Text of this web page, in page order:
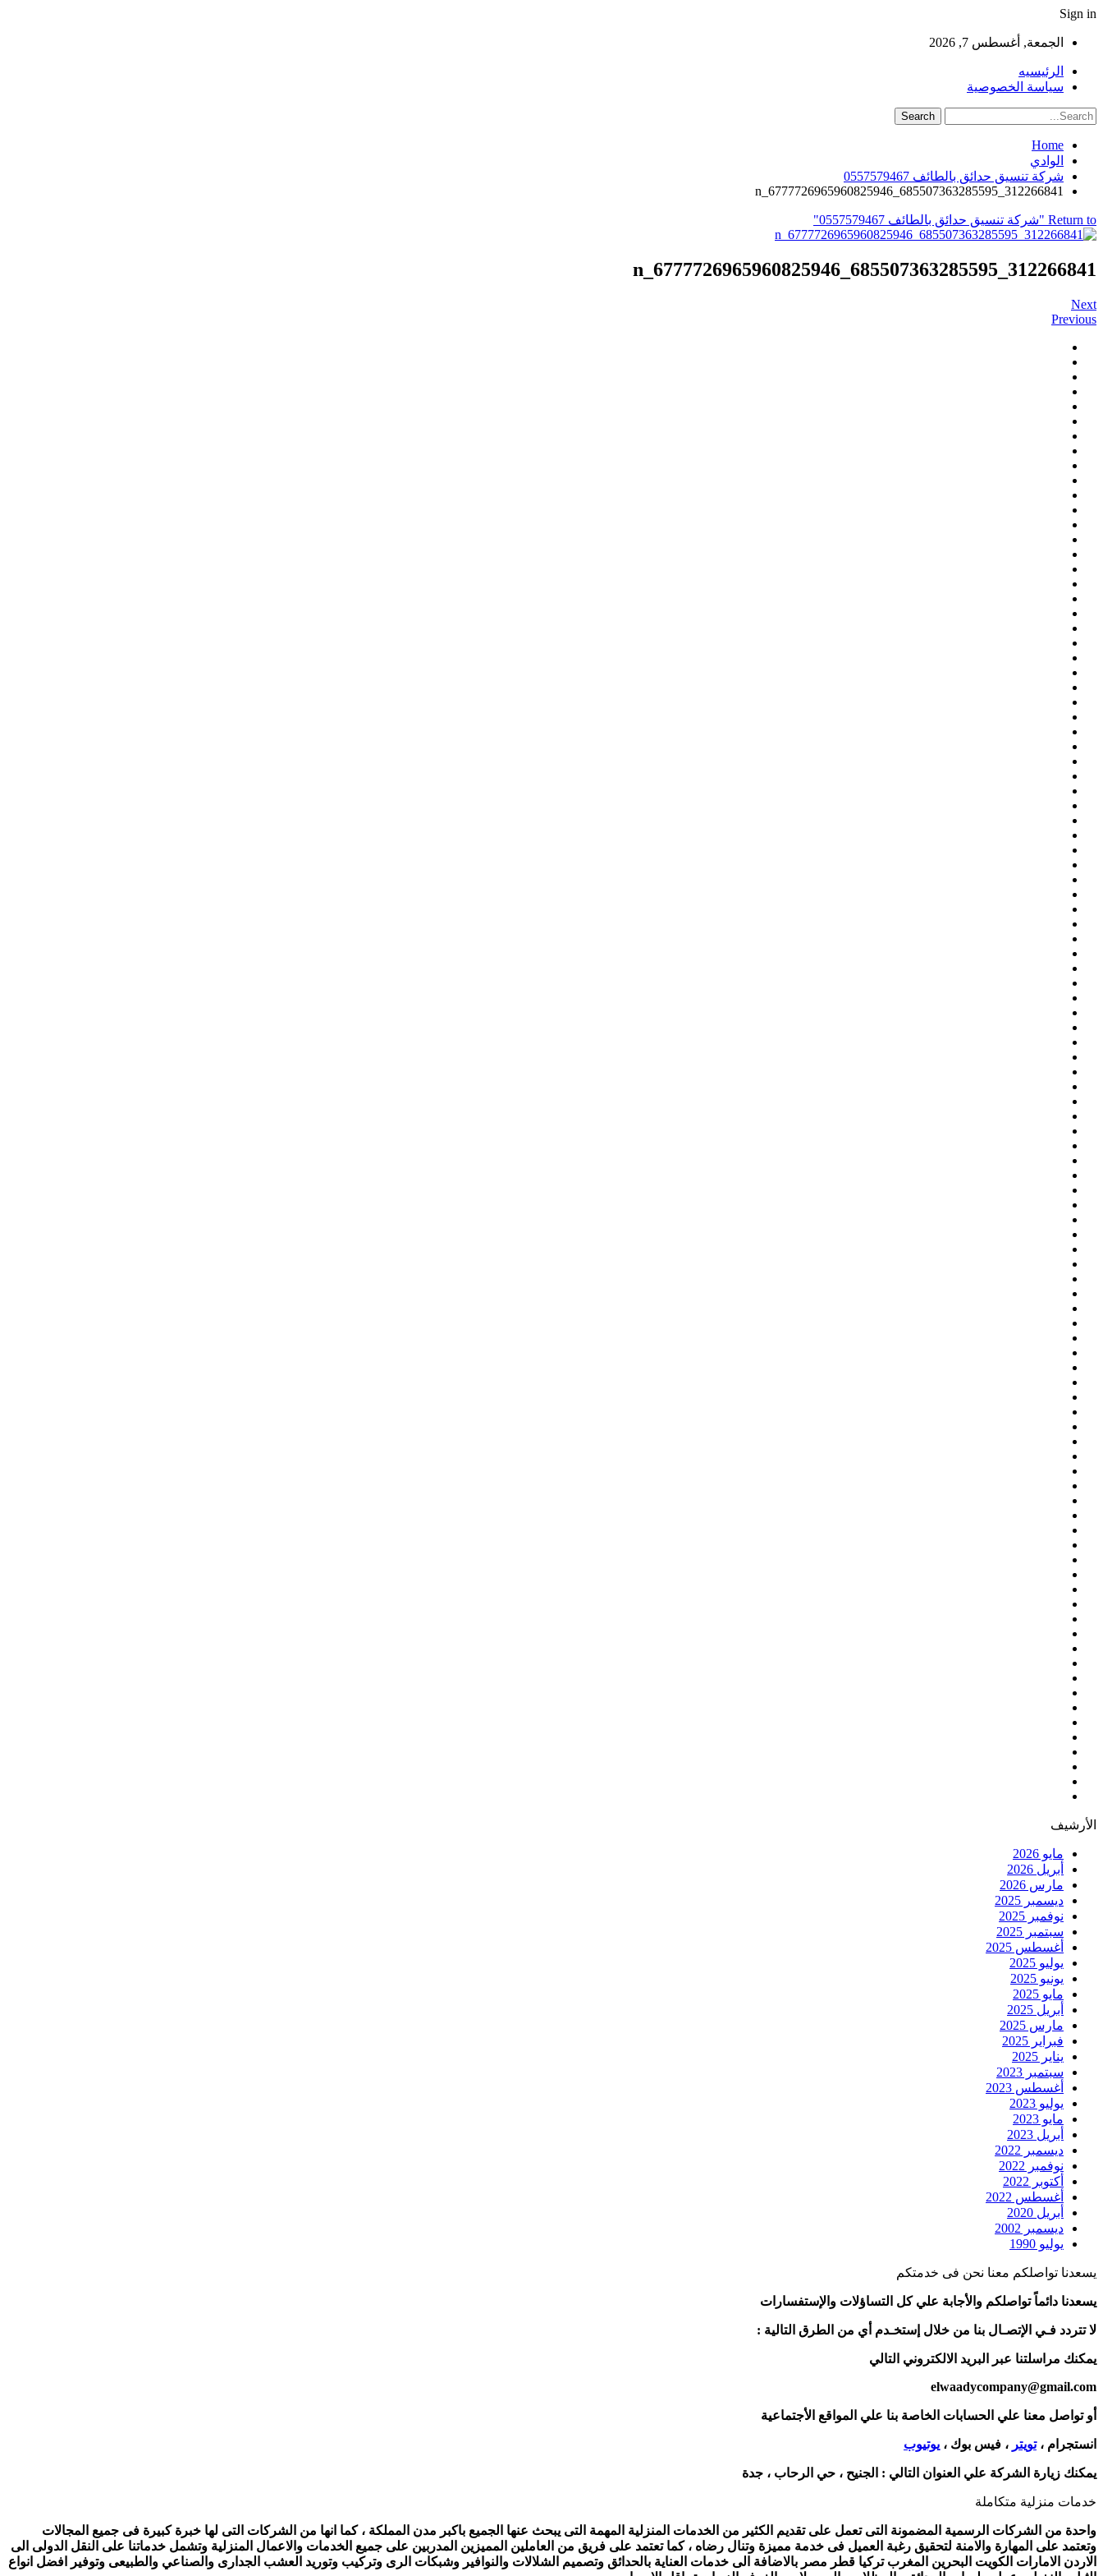
Sign in
الجمعة, أغسطس 7, 2026
الرئيسيه
سياسة الخصوصية
Home
الوادي
شركة تنسيق حدائق بالطائف 0557579467
312266841_685507363285595_6777726965960825946_n
Return to "شركة تنسيق حدائق بالطائف 0557579467"
312266841_685507363285595_6777726965960825946_n
Next
Previous
الأرشيف
مايو 2026
أبريل 2026
مارس 2026
ديسمبر 2025
نوفمبر 2025
سبتمبر 2025
أغسطس 2025
يوليو 2025
يونيو 2025
مايو 2025
أبريل 2025
مارس 2025
فبراير 2025
يناير 2025
سبتمبر 2023
أغسطس 2023
يوليو 2023
مايو 2023
أبريل 2023
ديسمبر 2022
نوفمبر 2022
أكتوبر 2022
أغسطس 2022
أبريل 2020
ديسمبر 2002
يوليو 1990
يسعدنا تواصلكم معنا نحن فى خدمتكم
يسعدنا دائماً تواصلكم والأجابة علي كل التساؤلات والإستفسارات
لا تتردد فـي الإتصـال بنا من خلال إستخـدم أي من الطرق التالية :
يمكنك مراسلتنا عبر البريد الالكتروني التالي
elwaadycompany@gmail.com
أو تواصل معنا علي الحسابات الخاصة بنا علي المواقع الأجتماعية
انستجرام ،تويتر ، فيس بوك ، يوتيوب
يمكنك زيارة الشركة علي العنوان التالي : الجنيح ، حي الرحاب ، جدة
خدمات منزلية متكاملة
واحدة من الشركات الرسمية المضمونة التى تعمل على تقديم الكثير من الخدمات المنزلية المهمة التى يبحث عنها الجميع باكبر مدن المملكة ، كما انها من الشركات التى لها خبرة كبيرة فى جميع المجالات
وتعتمد على المهارة والامنة لتحقيق رغبة العميل فى خدمة مميزة وتنال رضاه ، كما تعتمد على فريق من العاملين المميزين المدربين على جميع الخدمات والاعمال المنزلية وتشمل خدماتنا على النقل الدولى الى
الاردن الامارات الكويت البحرين المغرب تركيا قطر مصر بالاضافة الى خدمات العناية بالحدائق وتصميم الشلالات والنوافير وشبكات الرى وتركيب وتوريد العشب الجدارى والصناعي والطبيعى وتوفير افضل انواع